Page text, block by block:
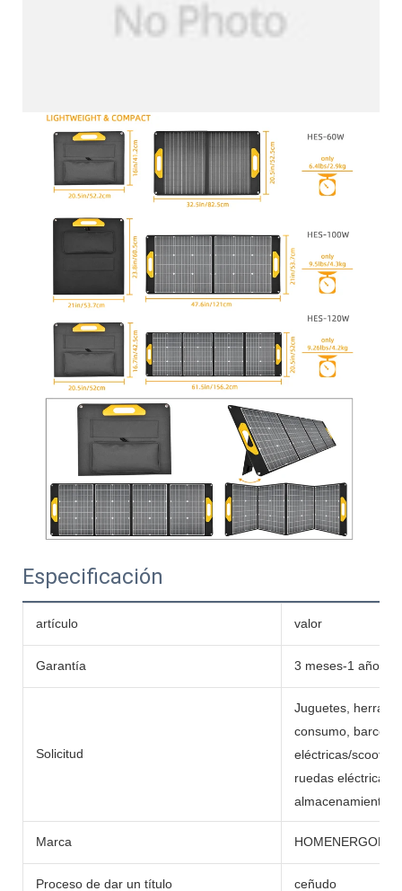
Especificación
artículo valor
Garantía 3 meses-1 año
Solicitud
Juguetes,
consumo, barcos,
eléctricas/
ruedas eléctricas,
almacenamiento
Marca HOMENERGON
Proceso de dar un título ceñudo